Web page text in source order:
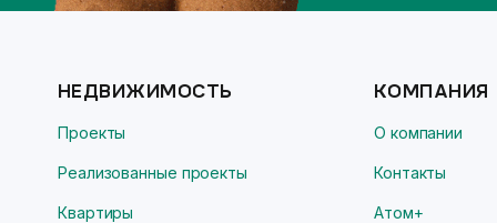
НЕДВИЖИМОСТЬ
Проекты
Реализованные проекты
Квартиры
КОМПАНИЯ
О компании
Контакты
Атом+